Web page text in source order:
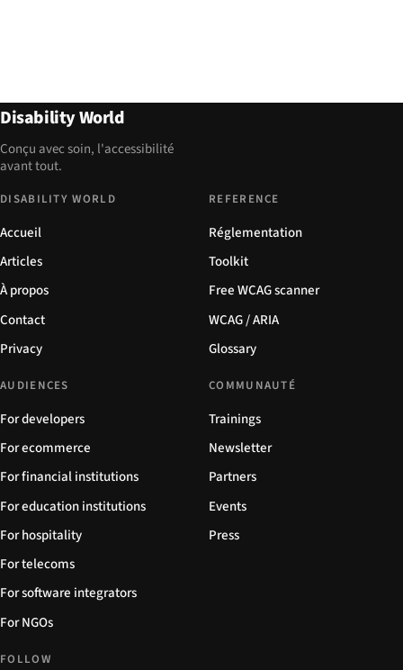
Disability World
Conçu avec soin, l'accessibilité
avant tout.
DISABILITY WORLD
Accueil
Articles
À propos
Contact
Privacy
REFERENCE
Réglementation
Toolkit
Free WCAG scanner
WCAG / ARIA
Glossary
AUDIENCES
For developers
For ecommerce
For financial institutions
For education institutions
For hospitality
For telecoms
For software integrators
For NGOs
COMMUNAUTÉ
Trainings
Newsletter
Partners
Events
Press
FOLLOW